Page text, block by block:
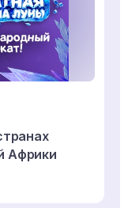
Африки